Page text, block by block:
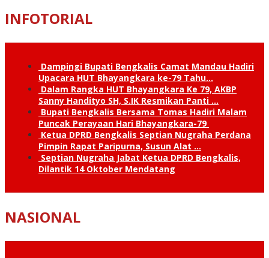
INFOTORIAL
Dampingi Bupati Bengkalis Camat Mandau Hadiri
Upacara HUT Bhayangkara ke-79 Tahu…
Dalam Rangka HUT Bhayangkara Ke 79, AKBP
Sanny Handityo SH, S.IK Resmikan Panti …
Bupati Bengkalis Bersama Tomas Hadiri Malam
Puncak Perayaan Hari Bhayangkara-79
Ketua DPRD Bengkalis Septian Nugraha Perdana
Pimpin Rapat Paripurna, Susun Alat …
Septian Nugraha Jabat Ketua DPRD Bengkalis,
Dilantik 14 Oktober Mendatang
NASIONAL